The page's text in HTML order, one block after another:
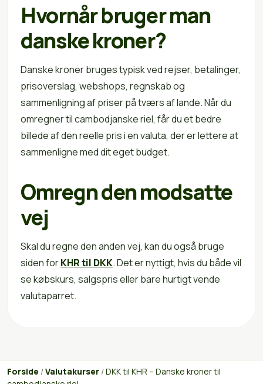
Hvornår bruger man
danske kroner?
Danske kroner bruges typisk ved rejser, betalinger,
prisoverslag, webshops, regnskab og
sammenligning af priser på tværs af lande. Når du
omregner til cambodjanske riel, får du et bedre
billede af den reelle pris i en valuta, der er lettere at
sammenligne med dit eget budget.
Omregn den modsatte
vej
Skal du regne den anden vej, kan du også bruge
siden forKHR til DKK. Det er nyttigt, hvis du både vil
se købskurs, salgspris eller bare hurtigt vende
valutaparret.
Forside /Valutakurser /DKK til KHR – Danske kroner til